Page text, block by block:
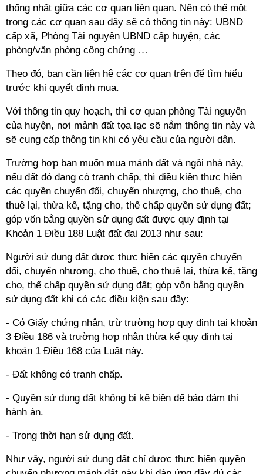
thống nhất giữa các cơ quan liên quan. Nên có thể một
trong các cơ quan sau đây sẽ có thông tin này: UBND
cấp xã, Phòng Tài nguyên UBND cấp huyện, các
phòng/văn phòng công chứng …
Theo đó, bạn cần liên hệ các cơ quan trên để tìm hiểu
trước khi quyết định mua.
Với thông tin quy hoạch, thì cơ quan phòng Tài nguyên
của huyện, nơi mảnh đất tọa lạc sẽ nắm thông tin này và
sẽ cung cấp thông tin khi có yêu cầu của người dân.
Trường hợp bạn muốn mua mảnh đất và ngôi nhà này,
nếu đất đó đang có tranh chấp, thì điều kiện thực hiện
các quyền chuyển đổi, chuyển nhượng, cho thuê, cho
thuê lại, thừa kế, tặng cho, thế chấp quyền sử dụng đất;
góp vốn bằng quyền sử dụng đất được quy định tại
Khoản 1 Điều 188 Luật đất đai 2013 như sau:
Người sử dụng đất được thực hiện các quyền chuyển
đổi, chuyển nhượng, cho thuê, cho thuê lại, thừa kế, tặng
cho, thế chấp quyền sử dụng đất; góp vốn bằng quyền
sử dụng đất khi có các điều kiện sau đây:
- Có Giấy chứng nhận, trừ trường hợp quy định tại khoản
3 Điều 186 và trường hợp nhận thừa kế quy định tại
khoản 1 Điều 168 của Luật này.
- Đất không có tranh chấp.
- Quyền sử dụng đất không bị kê biên để bảo đảm thi
hành án.
- Trong thời hạn sử dụng đất.
Như vậy, người sử dụng đất chỉ được thực hiện quyền